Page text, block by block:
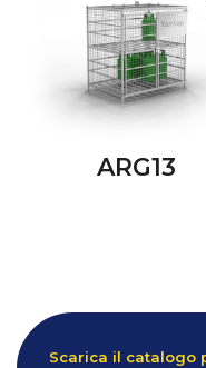
ARG13
Scarica il catalogo